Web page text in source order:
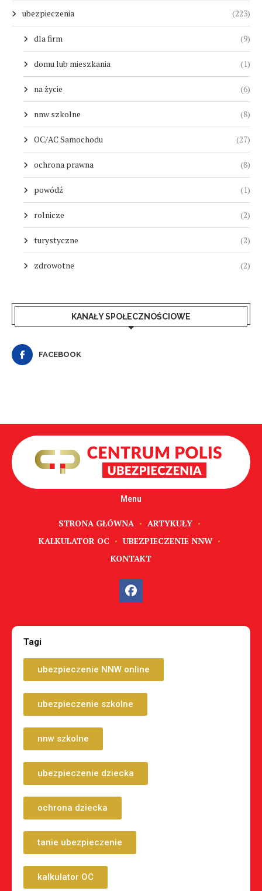
ubezpieczenia (223)
dla firm (9)
domu lub mieszkania (1)
na życie (6)
nnw szkolne (8)
OC/AC Samochodu (27)
ochrona prawna (8)
powódź (1)
rolnicze (2)
turystyczne (2)
zdrowotne (2)
KANAŁY SPOŁECZNOŚCIOWE
FACEBOOK
Menu
STRONA GŁÓWNA
ARTYKUŁY
KALKULATOR OC
UBEZPIECZENIE NNW
KONTAKT
Tagi
ubezpieczenie NNW online
ubezpieczenie szkolne
nnw szkolne
ubezpieczenie dziecka
ochrona dziecka
tanie ubezpieczenie
kalkulator OC